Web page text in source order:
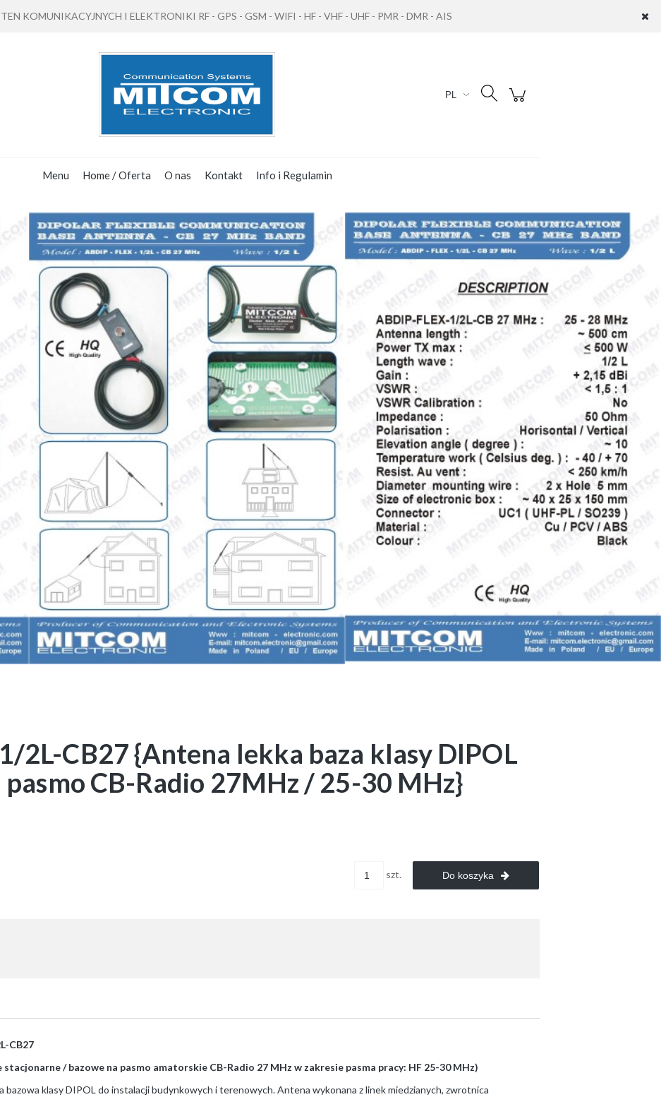
KOMUNIKACYJNYCH I ELEKTRONIKI RF - GPS - GSM - WIFI - HF - VHF - UHF - PMR - DMR - AIS
Menu Home / Oferta O nas Kontakt Info i Regulamin
2L-CB27 {Antena lekka baza klasy DIPOL
CB-Radio 27MHz / 25-30 MHz}
szt. Do koszyka
CB27
/ bazowe na pasmo amatorskie CB-Radio 27 MHz w zakresie pasma pracy: HF 25-30 MHz)
bazowa klasy DIPOL do instalacji budynkowych i terenowych. Antena wykonana z linek miedzianych, zwrotnica